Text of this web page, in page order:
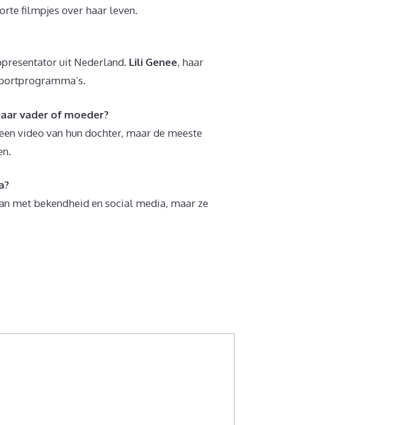
filmpjes over haar leven.
uit Nederland. Lili Genee, haar
vader of moeder?
video van hun dochter, maar de meeste
met bekendheid en social media, maar ze